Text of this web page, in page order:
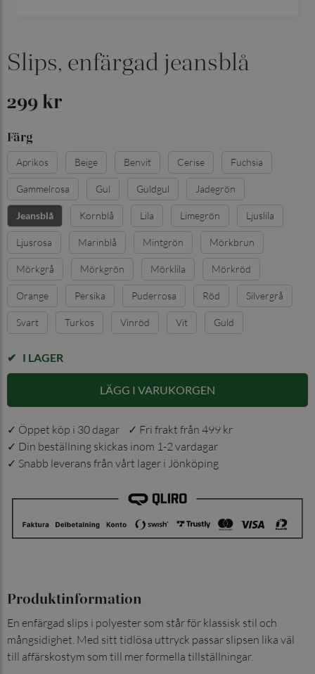
Slips, enfärgad jeansblå
299 kr
Färg
Aprikos Beige Benvit Cerise Fuchsia
Gammelrosa Gul Guldgul Jadegrön
Jeansblå Kornblå Lila Limegrön Ljuslila
Ljusrosa Marinblå Mintgrön Mörkbrun
Mörkgrå Mörkgrön Mörklila Mörkröd
Orange Persika Puderrosa Röd Silvergrå
Svart Turkos Vinröd Vit Guld
I LAGER
LÄGG I VARUKORGEN
✓ Öppet köp i 30 dagar ✓ Fri frakt från 499 kr
✓ Din beställning skickas inom 1-2 vardagar
✓ Snabb leverans från vårt lager i Jönköping
Produktinformation
En enfärgad slips i polyester som står för klassisk stil och
mångsidighet. Med sitt tidlösa uttryck passar slipsen lika väl
till affärskostym som till mer formella tillställningar.